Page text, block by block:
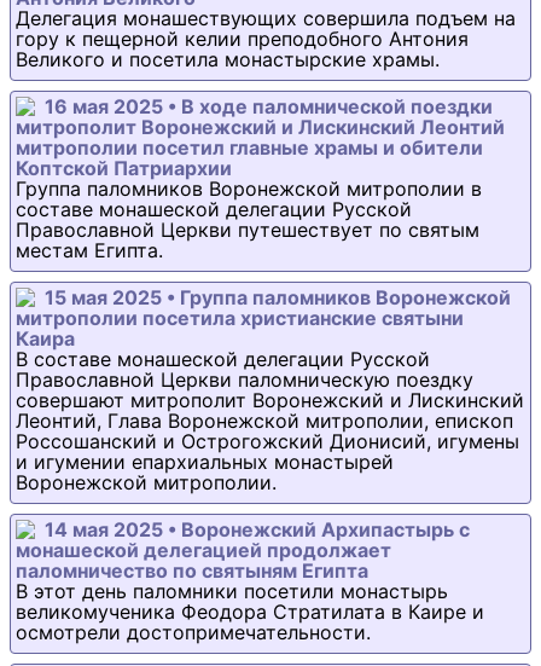
Делегация монашествующих совершила подъем на
гору к пещерной келии преподобного Антония
Великого и посетила монастырские храмы.
16 мая 2025 • В ходе паломнической поездки
митрополит Воронежский и Лискинский Леонтий
митрополии посетил главные храмы и обители
Коптской Патриархии
Группа паломников Воронежской митрополии в
составе монашеской делегации Русской
Православной Церкви путешествует по святым
местам Египта.
15 мая 2025 • Группа паломников Воронежской
митрополии посетила христианские святыни
Каира
В составе монашеской делегации Русской
Православной Церкви паломническую поездку
совершают митрополит Воронежский и Лискинский
Леонтий, Глава Воронежской митрополии, епископ
Россошанский и Острогожский Дионисий, игумены
и игумении епархиальных монастырей
Воронежской митрополии.
14 мая 2025 • Воронежский Архипастырь с
монашеской делегацией продолжает
паломничество по святыням Египта
В этот день паломники посетили монастырь
великомученика Феодора Стратилата в Каире и
осмотрели достопримечательности.